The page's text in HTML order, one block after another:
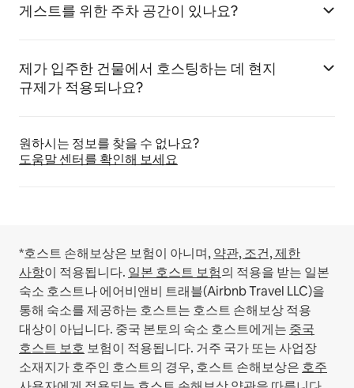
게스트를 위한 주차 공간이 있나요?
제가 입주한 건물에서 호스팅하는 데 현지
규제가 적용되나요?
원하시는 정보를 찾을 수 없나요?
도움말 센터를 확인해 보세요
*호스트 손해보상은 보험이 아니며,약관, 조건, 제한
사항이 적용됩니다. 일본 호스트 보험의 적용을 받는 일본
숙소 호스트나 에어비앤비 트래블(Airbnb Travel LLC)을
통해 숙소를 제공하는 호스트는 호스트 손해보상 적용
대상이 아닙니다. 중국 본토의 숙소 호스트에게는 중국
호스트 보호 보험이 적용됩니다. 거주 국가 또는 사업장
소재지가 호주인 호스트의 경우, 호스트 손해보상은 호주